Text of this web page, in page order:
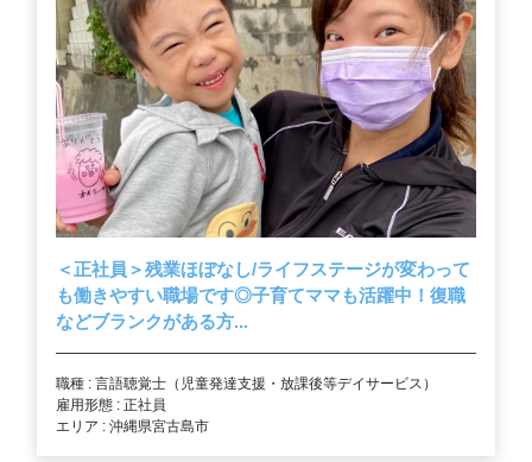
＜正社員＞残業ほぼなし/ライフステージが変わって
も働きやすい職場です◎子育てママも活躍中！復職
などブランクがある方...
職種 : 言語聴覚士（児童発達支援・放課後等デイサービス）
雇用形態 : 正社員
エリア : 沖縄県宮古島市